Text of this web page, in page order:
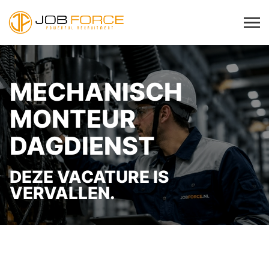
MECHANISCH
MONTEUR
DAGDIENST
DEZE VACATURE IS
VERVALLEN.